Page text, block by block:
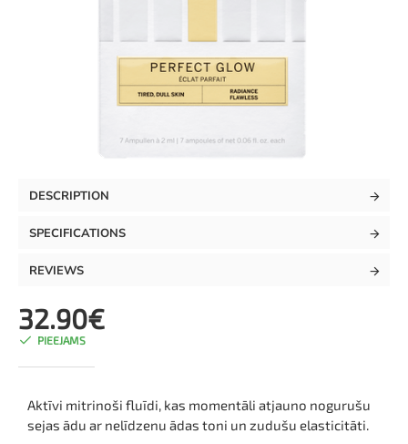
DESCRIPTION
SPECIFICATIONS
REVIEWS
32.90€
PIEEJAMS
Aktīvi mitrinoši fluīdi, kas momentāli atjauno nogurušu
sejas ādu ar nelīdzenu ādas toni un zudušu elasticitāti.